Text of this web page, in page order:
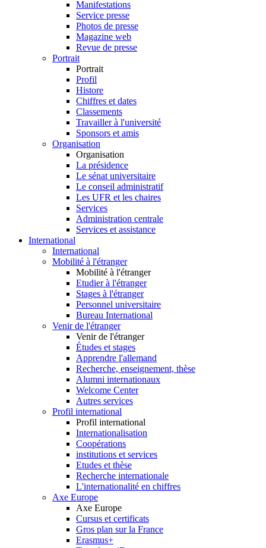
Manifestations
Service presse
Photos de presse
Magazine web
Revue de presse
Portrait
Portrait
Profil
Histore
Chiffres et dates
Classements
Travailler à l'université
Sponsors et amis
Organisation
Organisation
La présidence
Le sénat universitaire
Le conseil administratif
Les UFR et les chaires
Services
Administration centrale
Services et assistance
International
International
Mobilité à l'étranger
Mobilité à l'étranger
Etudier à l'étranger
Stages à l'étranger
Personnel universitaire
Bureau International
Venir de l'étranger
Venir de l'étranger
Études et stages
Apprendre l'allemand
Recherche, enseignement, thèse
Alumni internationaux
Welcome Center
Autres services
Profil international
Profil international
Internationalisation
Coopérations
institutions et services
Etudes et thèse
Recherche internationale
L'internationalité en chiffres
Axe Europe
Axe Europe
Cursus et certificats
Gros plan sur la France
Erasmus+